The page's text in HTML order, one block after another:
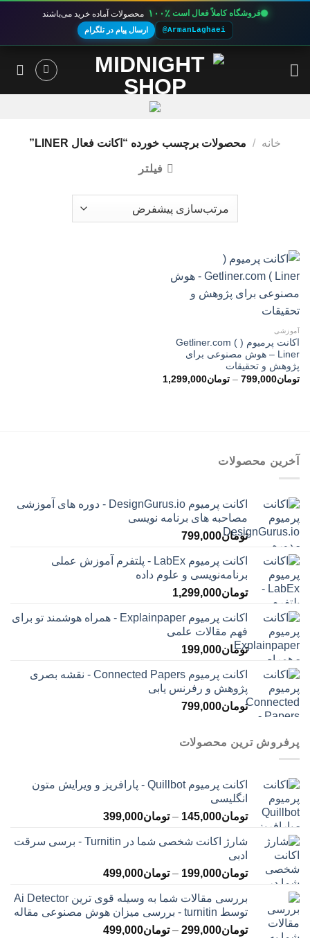
فروشگاه کاملاً فعال است ۱۰۰٪ محصولات آماده خرید می‌باشند
@ArmanLaghaei ارسال پیام در تلگرام
خانه / محصولات برچسب خورده “اکانت فعال LINER”
فیلتر
آموزشی
اکانت پرمیوم ( Getliner.com (
Liner – هوش مصنوعی برای
پژوهش و تحقیقات
تومان799,000
– تومان1,299,000محدوده
آخرین محصولات
اکانت پرمیوم DesignGurus.io - دوره ‌های آموزشی
مصاحبه ‌های برنامه نویسی
تومان799,000
اکانت پرمیوم LabEx - پلتفرم آموزش عملی
برنامه‌نویسی و علوم داده
تومان1,299,000
اکانت پرمیوم Explainpaper - همراه هوشمند تو برای
فهم مقالات علمی
تومان199,000
اکانت پرمیوم Connected Papers - نقشه بصری
پژوهش و رفرنس یابی
تومان799,000
پرفروش ترین محصولات
اکانت پرمیوم Quillbot - پارافریز و ویرایش متون
انگلیسی
تومان145,000
– تومان399,000محدوده
تومان145,000
تومان399,000
شارژ اکانت شخصی شما در Turnitin - برسی سرقت
ادبی
تومان199,000
– تومان499,000محدوده
تومان199,000
تا
تومان499,000
بررسی مقالات شما به وسیله قوی ترین Ai Detector
توسط turnitin - بررسی میزان هوش مصنوعی مقاله
تومان299,000
– تومان499,000محدوده